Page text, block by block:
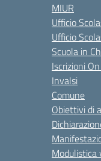
MIUR
Ufficio
Ufficio
Scuola in
Iscrizioni
Invalsi
Comune
Obiettivi di
Modulistica